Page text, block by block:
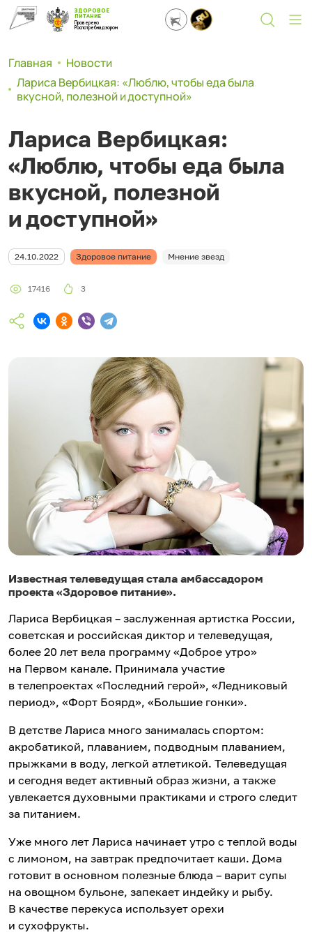
ЗДОРОВОЕ
ПИТАНИЕ
Проверено
Роспотребнадзором
Главная
Новости
Лариса Вербицкая: «Люблю, чтобы еда была
вкусной, полезной и доступной»
Лариса Вербицкая:
«Люблю, чтобы еда была
вкусной, полезной
и доступной»
24.10.2022 Здоровое питание Мнение звезд
17416 3
Известная телеведущая стала амбассадором
проекта «Здоровое питание».
Лариса Вербицкая – заслуженная артистка России,
советская и российская диктор и телеведущая,
более 20 лет вела программу «Доброе утро»
на Первом канале. Принимала участие
в телепроектах «Последний герой», «Ледниковый
период», «Форт Боярд», «Большие гонки».
В детстве Лариса много занималась спортом:
акробатикой, плаванием, подводным плаванием,
прыжками в воду, легкой атлетикой. Телеведущая
и сегодня ведет активный образ жизни, а также
увлекается духовными практиками и строго следит
за питанием.
Уже много лет Лариса начинает утро с теплой воды
с лимоном, на завтрак предпочитает каши. Дома
готовит в основном полезные блюда – варит супы
на овощном бульоне, запекает индейку и рыбу.
В качестве перекуса использует орехи
и сухофрукты.